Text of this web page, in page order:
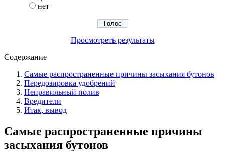
нет
Просмотреть результаты
Содержание
Самые распространенные причины засыхания бутонов
Передозировка удобрений
Неправильный полив
Вредители
Итак, вывод
Самые распространенные причины
засыхания бутонов